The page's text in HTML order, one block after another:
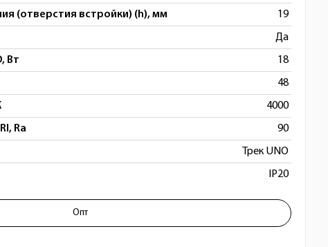
(отверстия встройки) (h), мм 19
Да
Вт 18
48
4000
Ra 90
Трек UNO
IP20
Опт